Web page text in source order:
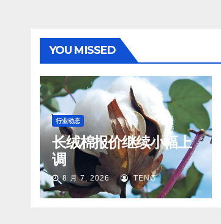
YOU MISSED
行业动态
长绒棉报价继续小幅上
调
8 月 7, 2026 TENG